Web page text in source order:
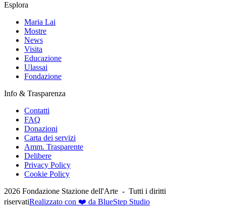
Esplora
Maria Lai
Mostre
News
Visita
Educazione
Ulassai
Fondazione
Info & Trasparenza
Contatti
FAQ
Donazioni
Carta dei servizi
Amm. Trasparente
Delibere
Privacy Policy
Cookie Policy
2026 Fondazione Stazione dell'Arte - Tutti i diritti
riservatiRealizzato con ❤️ da BlueStep Studio